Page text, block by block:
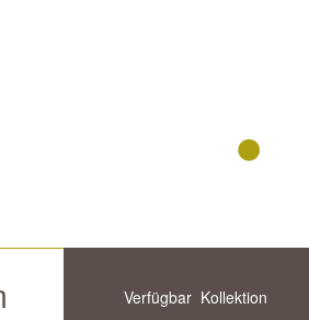
Verfügbar Kollektion